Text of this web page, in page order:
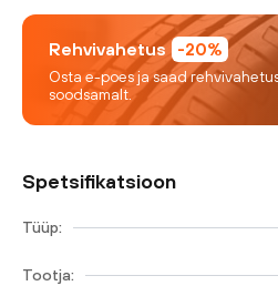
Rehvivahetus -20%
Osta e-poes ja saad
soodsamalt.
Spetsifikatsioon
Tüüp:
Tootja: